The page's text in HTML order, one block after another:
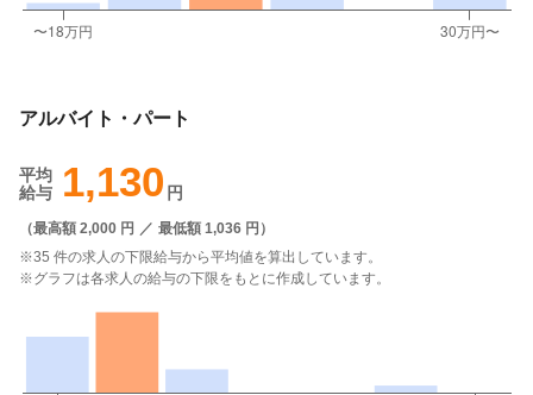
アルバイト・パート
平均
給与
1,130 円
（最高額 2,000 円 ／ 最低額 1,036 円 ）
※35 件の求人の下限給与から平均値を算出しています。
※グラフは各求人の給与の下限をもとに作成しています。